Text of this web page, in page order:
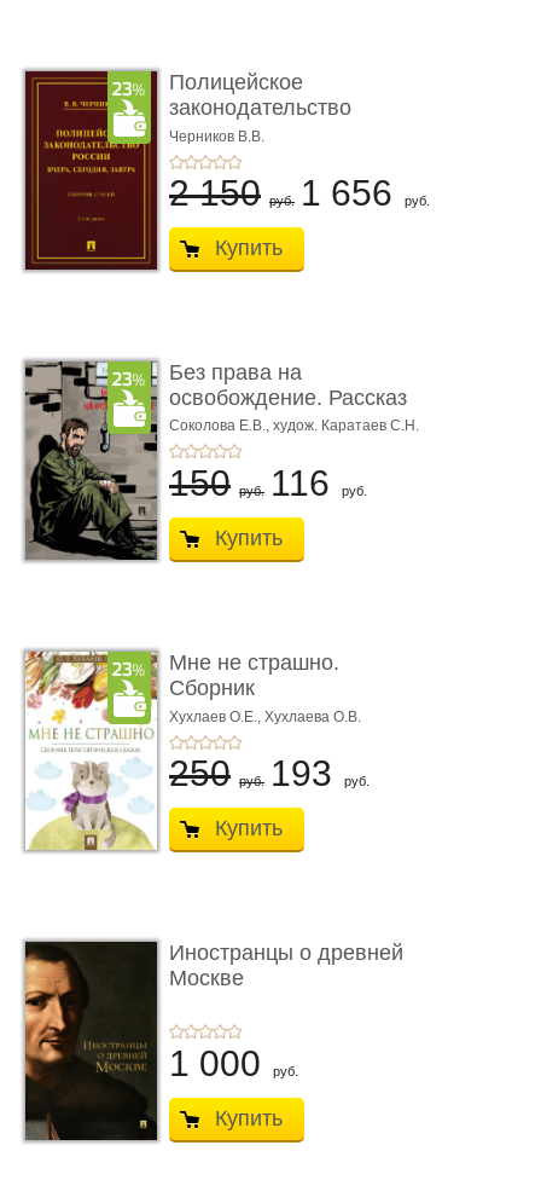
Полицейское
законодательство
России: вчера, с� ...
Черников В.В.
2 150 руб. 1 656 руб.
Купить
Без права на
освобождение. Рассказ
Соколова Е.В., худож. Каратаев С.Н.
150 руб. 116 руб.
Купить
Мне не страшно.
Сборник
терапевтических
сказо� ...
Хухлаев О.Е., Хухлаева О.В.
250 руб. 193 руб.
Купить
Иностранцы о древней
Москве
1 000 руб.
Купить